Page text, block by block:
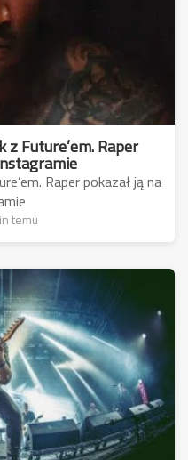
Future’em. Raper
Raper pokazał ją na
temu